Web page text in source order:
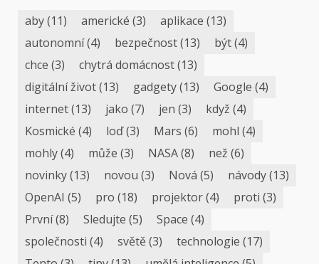
aby(11) americké (3) aplikace (13)
autonomní(4) bezpečnost(13) být(4)
chce (3) chytrá domácnost(13)
digitální život(13) gadgety(13) Google (4)
internet(13) jako (7) jen (3) když (4)
Kosmické (4) loď(3) Mars (6) mohl (4)
mohly(4) může (3) NASA(8) než (6)
novinky(13) novou (3) Nová (5) návody(13)
OpenAI (5) pro (18) projektor(4) proti (3)
První(8) Sledujte (5) Space (4)
společnosti (4) světě(3) technologie (17)